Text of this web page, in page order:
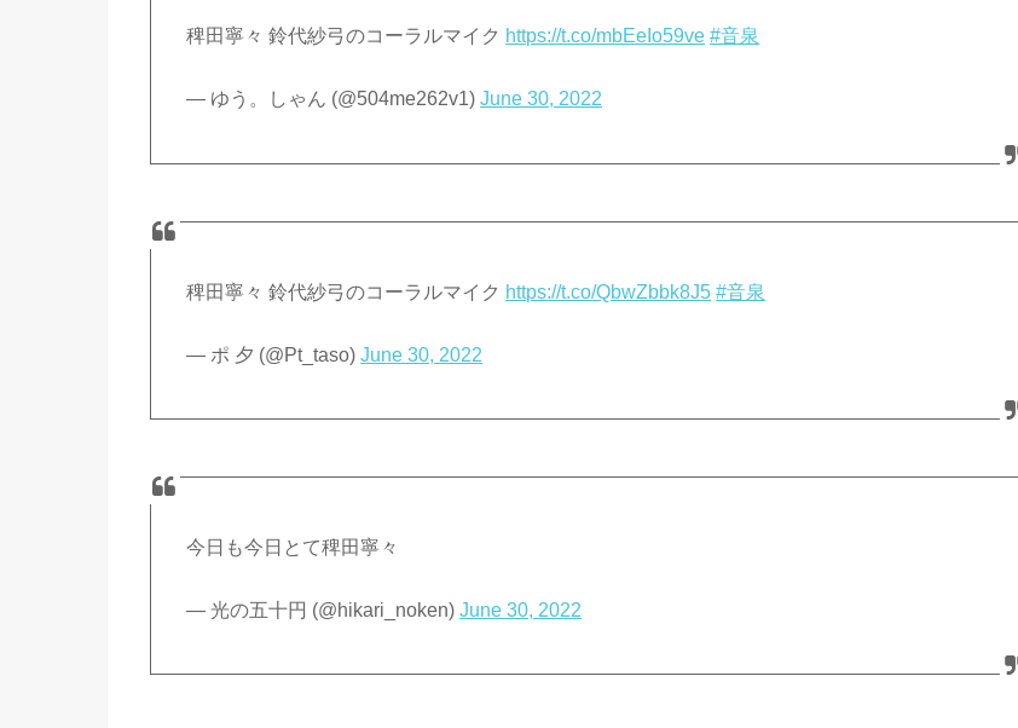
稗田寧々 鈴代紗弓のコーラルマイク https://t.co/mbEeIo59ve #音泉
— ゆう。しゃん (@504me262v1)June 30, 2022
稗田寧々 鈴代紗弓のコーラルマイク https://t.co/QbwZbbk8J5 #音泉
— ポ 夕 (@Pt_taso)June 30, 2022
今日も今日とて稗田寧々
— 光の五十円 (@hikari_noken)June 30, 2022